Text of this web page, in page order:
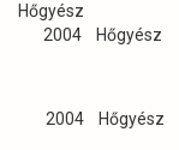
Hőgyész
2004 Hőgyész
2004